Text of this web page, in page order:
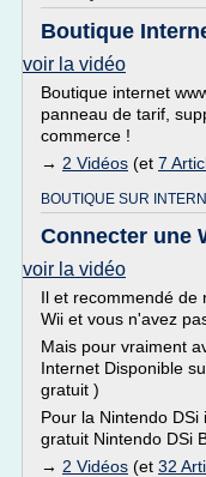
Boutique
voir la vidéo
Boutique internet
panneau de tarif,
commerce !
→ 2 Vidéos (et 7
BOUTIQUE SUR
Connecter une
voir la vidéo
Il et recommendé de
Wii et vous n'avez
Mais pour vraiment
Internet Disponible
gratuit )
Pour la Nintendo
gratuit Nintendo DSi
→ 2 Vidéos (et 32